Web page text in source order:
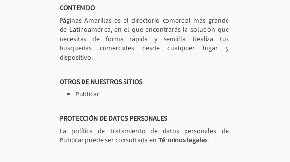
CONTENIDO
Páginas Amarillas es el directorio comercial más grande
de Latinoamérica, en el que encontrarás la solución que
necesitas de forma rápida y sencilla. Realiza tus
búsquedas comerciales desde cualquier lugar y
dispositivo.
OTROS DE NUESTROS SITIOS
Publicar
PROTECCIÓN DE DATOS PERSONALES
La política de tratamiento de datos personales de
Publicar puede ser consultada en Términos legales.